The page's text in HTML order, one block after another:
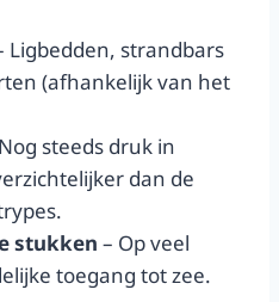
Ligbedden, strandbars
(afhankelijk van het
steeds druk in
dan de
stukken – Op veel
toegang tot zee.